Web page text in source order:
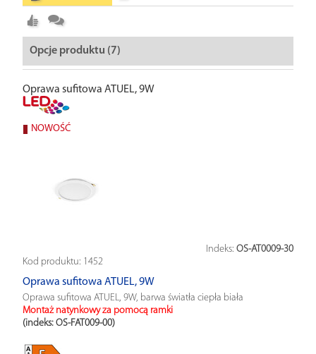
Opcje produktu (7)
Oprawa sufitowa ATUEL, 9W
NOWOŚĆ
Indeks: OS-AT0009-30
Kod produktu: 1452
Oprawa sufitowa ATUEL, 9W
Oprawa sufitowa ATUEL, 9W, barwa światła ciepła biała
Montaż natynkowy za pomocą ramki
(indeks: OS-FAT009-00)